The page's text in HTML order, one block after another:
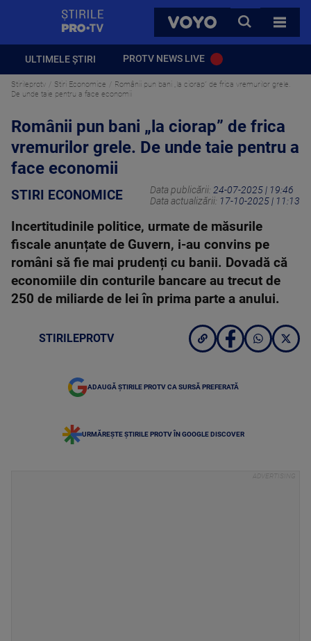
VOYO
CAUTA
TOATE
ULTIMELE ȘTIRI PROTV NEWS LIVE
Stirileprotv Stiri Economice
Românii pun bani „la ciorap” de frica vremurilor grele.
De unde taie pentru a face economii
Românii pun bani „la ciorap” de frica
vremurilor grele. De unde taie pentru a
face economii
STIRI ECONOMICE Data publicării: 24-07-2025 | 19:46
Data actualizării: 17-10-2025 | 11:13
Incertitudinile politice, urmate de măsurile
fiscale anunțate de Guvern, i-au convins pe
români să fie mai prudenți cu banii. Dovadă că
economiile din conturile bancare au trecut de
250 de miliarde de lei în prima parte a anului.
STIRILEPROTV
ADAUGĂ ȘTIRILE PROTV CA SURSĂ PREFERATĂ
URMĂREȘTE ȘTIRILE PROTV ÎN GOOGLE DISCOVER